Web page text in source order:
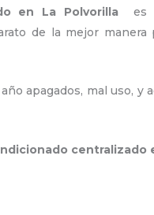
en La Polvorilla
es
de la mejor
apagados, mal uso, y
centralizado